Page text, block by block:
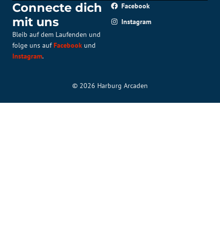
Connecte dich
mit uns
Bleib auf dem Laufenden und
folge uns aufFacebook und
Instagram.
Facebook
Instagram
© 2026 Harburg Arcaden